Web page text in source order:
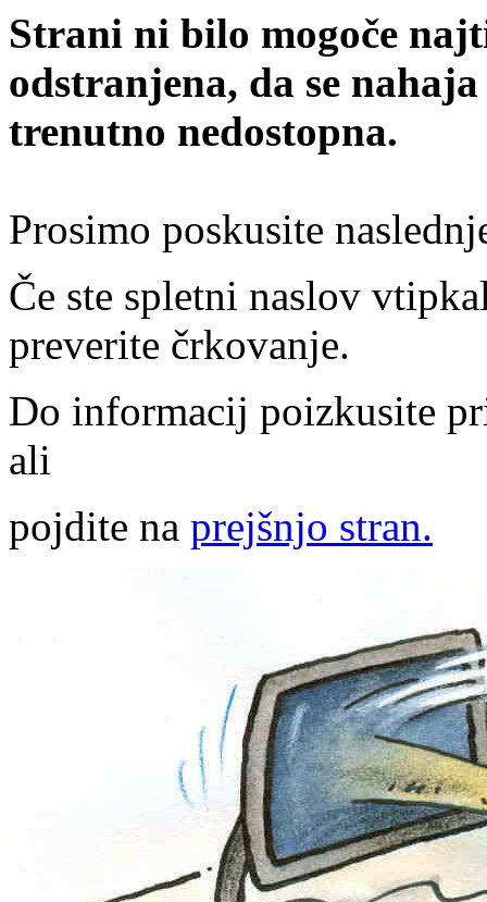
Strani ni bilo mogoče
odstranjena, da se
trenutno nedostopna.
Prosimo poskusite
Če ste spletni naslov
preverite črkovanje.
Do informacij poizkusite
ali
pojdite na prejšnjo stran.